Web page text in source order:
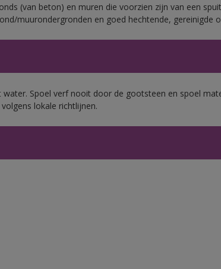
(van beton) en muren die voorzien zijn van een
muurondergronden en goed hechtende, gereinigde
water. Spoel verf nooit door de gootsteen en spoel
lokale richtlijnen.